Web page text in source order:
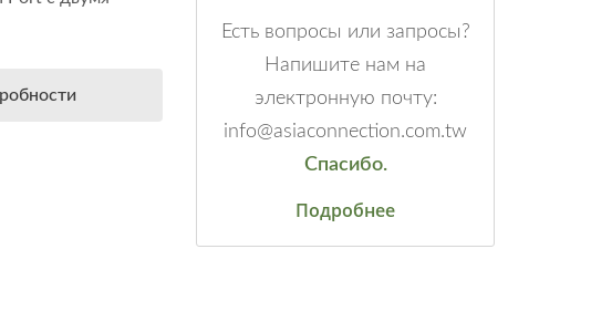
Есть вопросы или запросы?
Напишите нам на
электронную почту:
info@asiaconnection.com.tw
Спасибо.
Подробнее